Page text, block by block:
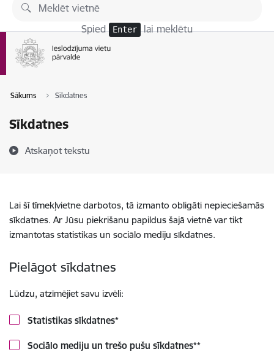
Pāriet uz lapas saturu
Spied Enter lai meklētu
Sākums Sīkdatnes
Sīkdatnes
Atskaņot tekstu
Lai šī tīmekļvietne darbotos, tā izmanto obligāti nepieciešamās
sīkdatnes. Ar Jūsu piekrišanu papildus šajā vietnē var tikt
izmantotas statistikas un sociālo mediju sīkdatnes.
Pielāgot sīkdatnes
Lūdzu, atzīmējiet savu izvēli:
Statistikas sīkdatnes*
Sociālo mediju un trešo pušu sīkdatnes**